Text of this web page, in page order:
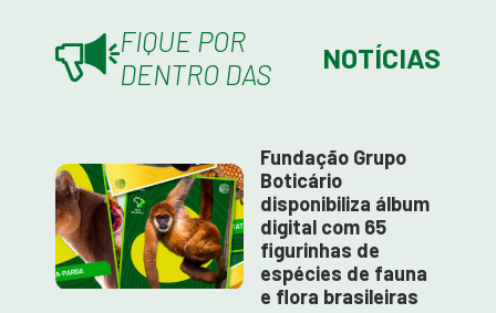
FIQUE POR
DENTRO DAS
NOTÍCIAS
Fundação Grupo
Boticário
disponibiliza álbum
digital com 65
figurinhas de
espécies de fauna
e flora brasileiras